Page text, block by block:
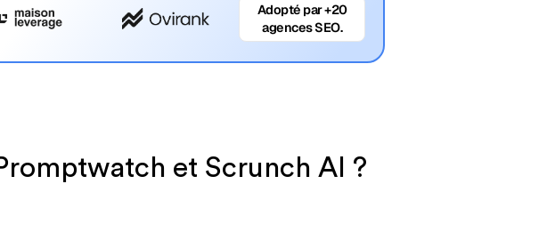
Adopté par +20
agences SEO.
et Scrunch AI ?